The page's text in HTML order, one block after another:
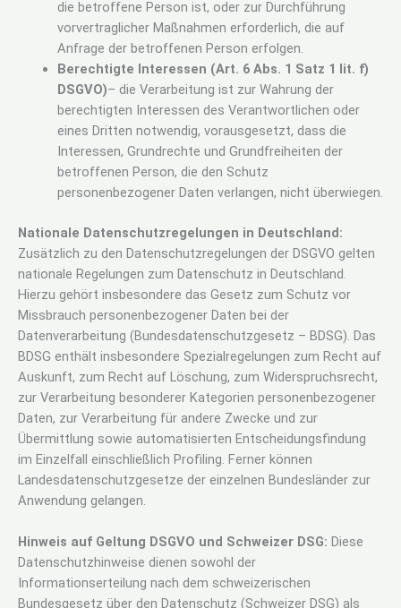
die betroffene Person ist, oder zur Durchführung
vorvertraglicher Maßnahmen erforderlich, die auf
Anfrage der betroffenen Person erfolgen.
Berechtigte Interessen (Art. 6 Abs. 1 Satz 1 lit. f)
DSGVO)– die Verarbeitung ist zur Wahrung der
berechtigten Interessen des Verantwortlichen oder
eines Dritten notwendig, vorausgesetzt, dass die
Interessen, Grundrechte und Grundfreiheiten der
betroffenen Person, die den Schutz
personenbezogener Daten verlangen, nicht überwiegen.
Nationale Datenschutzregelungen in Deutschland:
Zusätzlich zu den Datenschutzregelungen der DSGVO gelten
nationale Regelungen zum Datenschutz in Deutschland.
Hierzu gehört insbesondere das Gesetz zum Schutz vor
Missbrauch personenbezogener Daten bei der
Datenverarbeitung (Bundesdatenschutzgesetz – BDSG). Das
BDSG enthält insbesondere Spezialregelungen zum Recht auf
Auskunft, zum Recht auf Löschung, zum Widerspruchsrecht,
zur Verarbeitung besonderer Kategorien personenbezogener
Daten, zur Verarbeitung für andere Zwecke und zur
Übermittlung sowie automatisierten Entscheidungsfindung
im Einzelfall einschließlich Profiling. Ferner können
Landesdatenschutzgesetze der einzelnen Bundesländer zur
Anwendung gelangen.
Hinweis auf Geltung DSGVO und Schweizer DSG: Diese
Datenschutzhinweise dienen sowohl der
Informationserteilung nach dem schweizerischen
Bundesgesetz über den Datenschutz (Schweizer DSG) als